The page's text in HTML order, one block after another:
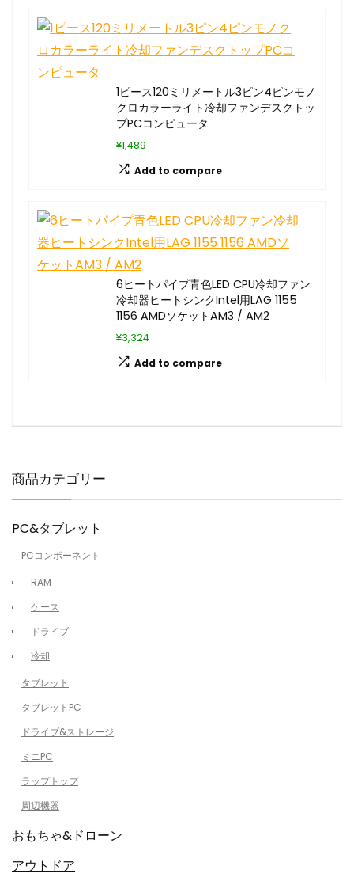
1ピース120ミリメートル3ピン4ピンモノ
クロカラーライト冷却ファンデスクトッ
プPCコンピュータ
¥1,489
Add to compare
6ヒートパイプ青色LED CPU冷却ファン
冷却器ヒートシンクIntel用LAG 1155
1156 AMDソケットAM3 / AM2
¥3,324
Add to compare
商品カテゴリー
PC&タブレット
PCコンポーネント
RAM
ケース
ドライブ
冷却
タブレット
タブレットPC
ドライブ&ストレージ
ミニPC
ラップトップ
周辺機器
おもちゃ&ドローン
アウトドア